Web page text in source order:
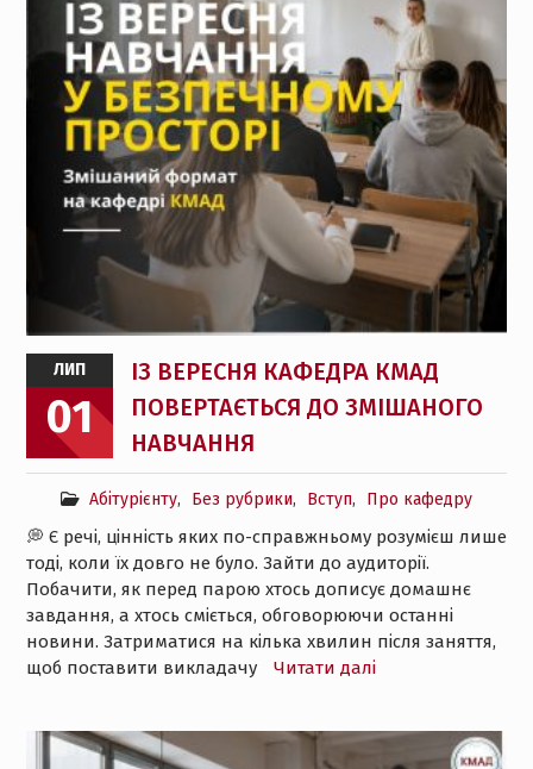
ЛИП
01
ІЗ ВЕРЕСНЯ КАФЕДРА КМАД
ПОВЕРТАЄТЬСЯ ДО ЗМІШАНОГО
НАВЧАННЯ
Абітурієнту, Без рубрики, Вступ, Про кафедру
💭 Є речі, цінність яких по-справжньому розумієш лише
тоді, коли їх довго не було. Зайти до аудиторії.
Побачити, як перед парою хтось дописує домашнє
завдання, а хтось сміється, обговорюючи останні
новини. Затриматися на кілька хвилин після заняття,
щоб поставити викладачу
Читати далі